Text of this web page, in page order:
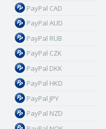
PayPal CAD
PayPal AUD
PayPal RUB
PayPal CZK
PayPal DKK
PayPal HKD
PayPal JPY
PayPal NZD